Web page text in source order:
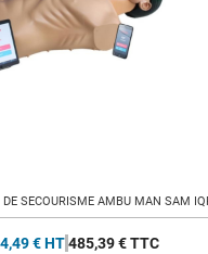
SECOURISME AMBU MAN SAM
€ HT 485,39 € TTC